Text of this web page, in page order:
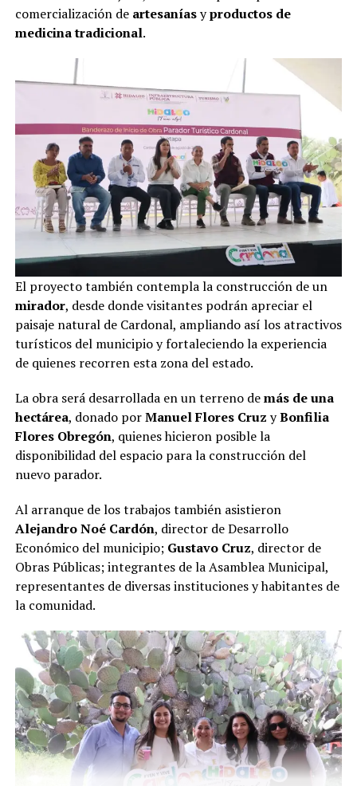
comercialización de artesaníasyproductos de
medicina tradicional.
El proyecto también contempla la construcción de un
mirador, desde donde visitantes podrán apreciar el
paisaje natural de Cardonal, ampliando así los atractivos
turísticos del municipio y fortaleciendo la experiencia
de quienes recorren esta zona del estado.
La obra será desarrollada en un terreno demás de una
hectárea, donado porManuel Flores Cruz yBonfilia
Flores Obregón, quienes hicieron posible la
disponibilidad del espacio para la construcción del
nuevo parador.
Al arranque de los trabajos también asistieron
Alejandro Noé Cardón, director de Desarrollo
Económico del municipio; Gustavo Cruz, director de
Obras Públicas; integrantes de la Asamblea Municipal,
representantes de diversas instituciones y habitantes de
la comunidad.